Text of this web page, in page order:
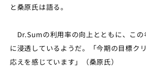
と桑原氏は語る。
Dr.Sumの利用率の向上とともに、この
に浸透しているようだ。「今期の目標ク
応えを感じています」（桑原氏）